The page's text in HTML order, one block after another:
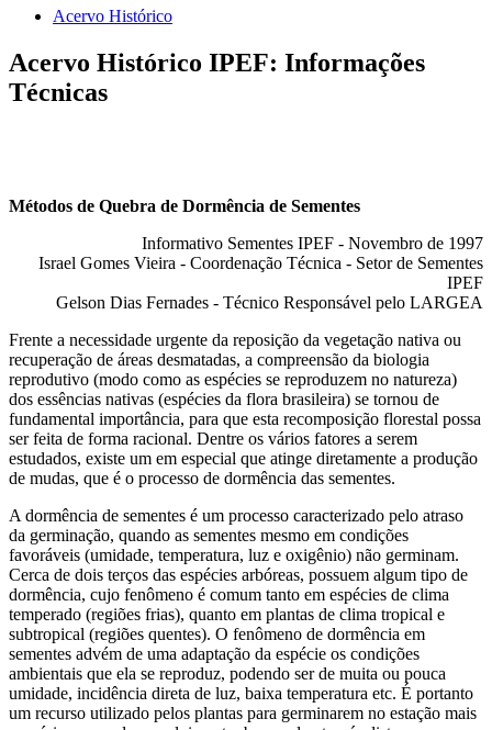
Acervo Histórico
Acervo Histórico IPEF: Informações
Técnicas
Métodos de Quebra de Dormência de Sementes
Informativo Sementes IPEF - Novembro de 1997
Israel Gomes Vieira - Coordenação Técnica - Setor de Sementes
IPEF
Gelson Dias Fernades - Técnico Responsável pelo LARGEA
Frente a necessidade urgente da reposição da vegetação nativa ou
recuperação de áreas desmatadas, a compreensão da biologia
reprodutivo (modo como as espécies se reproduzem no natureza)
dos essências nativas (espécies da flora brasileira) se tornou de
fundamental importância, para que esta recomposição florestal possa
ser feita de forma racional. Dentre os vários fatores a serem
estudados, existe um em especial que atinge diretamente a produção
de mudas, que é o processo de dormência das sementes.
A dormência de sementes é um processo caracterizado pelo atraso
da germinação, quando as sementes mesmo em condições
favoráveis (umidade, temperatura, luz e oxigênio) não germinam.
Cerca de dois terços das espécies arbóreas, possuem algum tipo de
dormência, cujo fenômeno é comum tanto em espécies de clima
temperado (regiões frias), quanto em plantas de clima tropical e
subtropical (regiões quentes). O fenômeno de dormência em
sementes advém de uma adaptação da espécie os condições
ambientais que ela se reproduz, podendo ser de muita ou pouca
umidade, incidência direta de luz, baixa temperatura etc. É portanto
um recurso utilizado pelos plantas para germinarem no estação mais